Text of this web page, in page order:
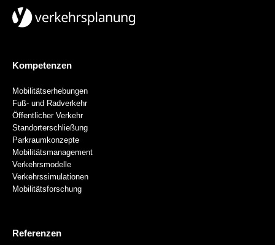
Kompetenzen
Mobilitätserhebungen
Fuß- und Radverkehr
Öffentlicher Verkehr
Standorterschließung
Parkraumkonzepte
Mobilitätsmanagement
Verkehrsmodelle
Verkehrssimulationen
Mobilitätsforschung
Referenzen